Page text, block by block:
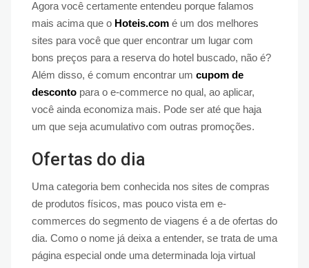
Agora você certamente entendeu porque falamos
mais acima que o Hoteis.com é um dos melhores
sites para você que quer encontrar um lugar com
bons preços para a reserva do hotel buscado, não é?
Além disso, é comum encontrar um cupom de
desconto para o e-commerce no qual, ao aplicar,
você ainda economiza mais. Pode ser até que haja
um que seja acumulativo com outras promoções.
Ofertas do dia
Uma categoria bem conhecida nos sites de compras
de produtos físicos, mas pouco vista em e-
commerces do segmento de viagens é a de ofertas do
dia. Como o nome já deixa a entender, se trata de uma
página especial onde uma determinada loja virtual